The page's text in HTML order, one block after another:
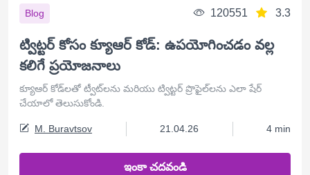
Blog 120551 3.3
ట్విట్టర్ కోసం క్యూఆర్ కోడ్: ఉపయోగించడం వల్ల
కలిగే ప్రయోజనాలు
క్యూఆర్ కోడ్‌లతో ట్వీట్‌లను మరియు ట్విట్టర్ ప్రొఫైల్‌లను ఎలా షేర్
చేయాలో తెలుసుకోండి.
M. Buravtsov 21.04.26 4 min
ఇంకా చదవండి